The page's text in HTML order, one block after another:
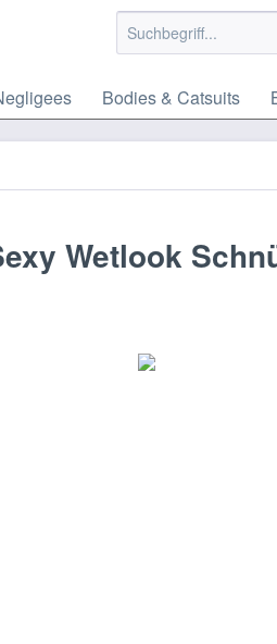
Bodies & Catsuits
Wetlook